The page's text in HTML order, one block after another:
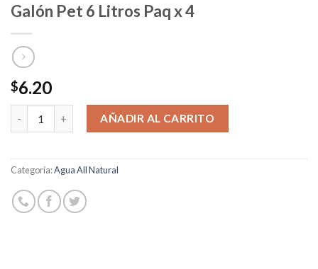
Galón Pet 6 Litros Paq x 4
$6.20
Cantidad AÑADIR AL CARRITO
Categoría:Agua All Natural